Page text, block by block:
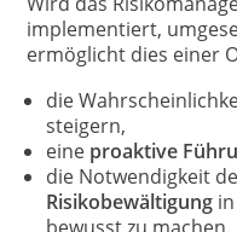
implementiert,
ermöglicht dies einer
die
steigern,
eine proaktive
die Notwendigkeit
Risikobewältigung